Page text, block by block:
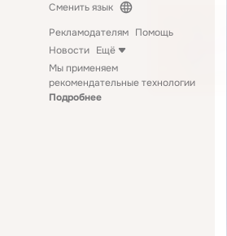
Сменить язык
Рекламодателям Помощь
Новости Ещё
Мы применяем
рекомендательные технологии
Подробнее